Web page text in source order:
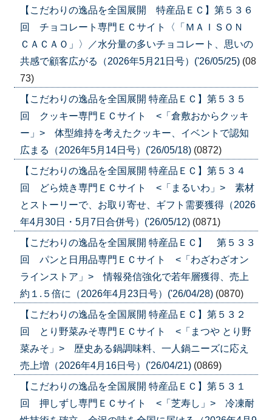
【こだわりの逸品を全国展開 特産品ＥＣ】第５３６
回 チョコレート専門ＥＣサイト〈「ＭＡＩＳＯＮ
ＣＡＣＡＯ」〉／水分量の多いチョコレート、思いの
共感で顧客広がる（2026年5月21日号）('26/05/25) (08
73)
【こだわりの逸品を全国展開 特産品ＥＣ】第５３５
回 クッキー専門ＥＣサイト <「倉敷おからクッキ
ー」> 体型維持を考えたクッキー、イベントで認知
広まる（2026年5月14日号）('26/05/18) (0872)
【こだわりの逸品を全国展開 特産品ＥＣ】第５３４
回 どら焼き専門ＥＣサイト <「まるいわ」> 素材
とストーリーで、お取り寄せ、ギフト需要獲得（2026
年4月30日・5月7日合併号）('26/05/12) (0871)
【こだわりの逸品を全国展開 特産品ＥＣ】 第５３３
回 パンと日用品専門ＥＣサイト <「わざわざオン
ラインストア」> 情報発信強化で若年層獲得、売上
約１.５倍に（2026年4月23日号）('26/04/28) (0870)
【こだわりの逸品を全国展開 特産品ＥＣ】第５３２
回 とり野菜みそ専門ＥＣサイト <「まつや とり野
菜みそ」> 歴史ある鍋調味料、一人鍋ニーズに応え
売上増（2026年4月16日号）('26/04/21) (0869)
【こだわりの逸品を全国展開 特産品ＥＣ】第５３１
回 押しずし専門ＥＣサイト <「芝寿し」> 冷凍耐